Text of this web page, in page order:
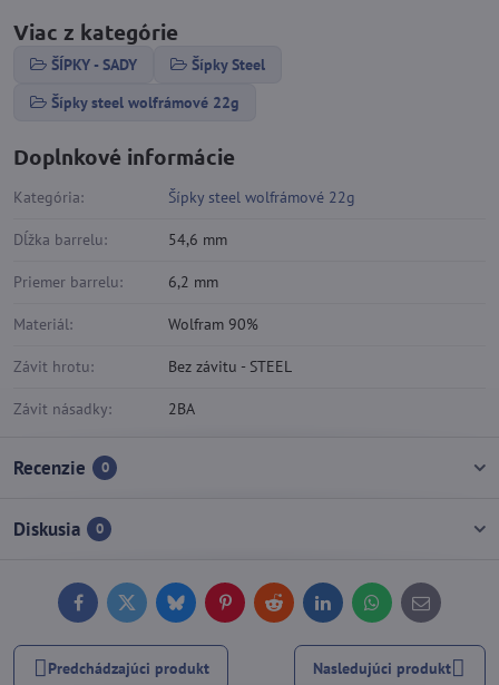
Viac z kategórie
ŠÍPKY - SADY
Šípky Steel
Šípky steel wolfrámové 22g
Doplnkové informácie
Kategória: Šípky steel wolfrámové 22g
Dĺžka barrelu: 54,6 mm
Priemer barrelu: 6,2 mm
Materiál: Wolfram 90%
Závit hrotu: Bez závitu - STEEL
Závit násadky: 2BA
Recenzie 0
Diskusia 0
FacebookTwitterBlueskyPinterestReddit LinkedInWhatsApp
E-
mail
Predchádzajúci produkt Nasledujúci produkt